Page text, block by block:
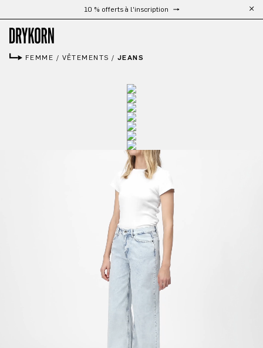
Passer au contenu principalLivraison gratuite à partir de 300 €
FEMME / VÊTEMENTS / JEANS